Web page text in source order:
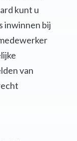
kunt u
inwinnen bij
van